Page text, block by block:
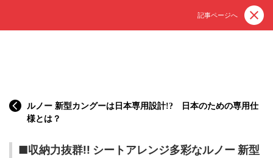
記事ページへ
ルノー 新型カングーは日本専用設計!? 日本のための専用仕
様とは？
■収納力抜群!! シートアレンジ多彩なルノー 新型